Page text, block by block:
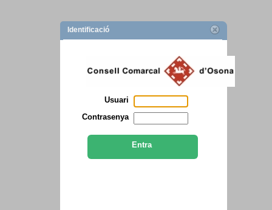
Identificació
Usuari
Contrasenya
Entra